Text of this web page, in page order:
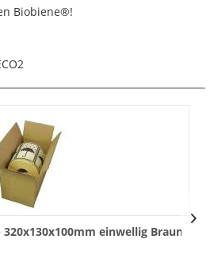
Biobiene®!
320x130x100mm einwellig Braun